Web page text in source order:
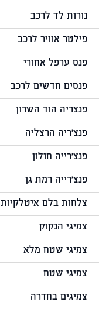
נורות לד לרכב
פילטר אוויר לרכב
פנס ערפל אחורי
פנסים חדשים לרכב
פנצריה הוד השרון
פנצ'ריה הרצליה
פנצ'רייה חולון
פנצ'רייה רמת גן
צלחות בלם איטלקיות
צמיגי הנקוק
צמיגי שטח מלא
צמיגי שטח
צמיגים בחדרה